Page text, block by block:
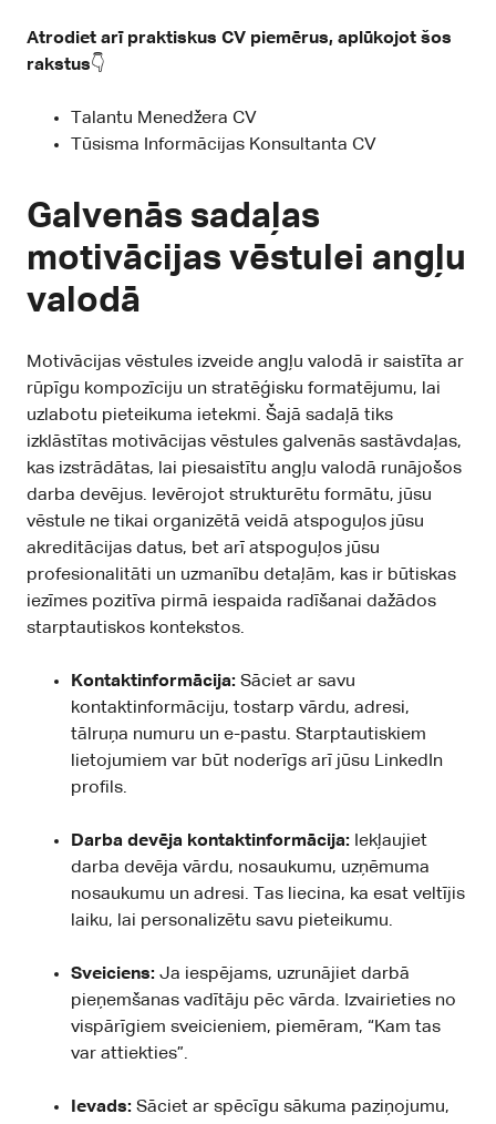
Atrodiet arī praktiskus CV piemērus, aplūkojot šos
rakstus👇
Talantu Menedžera CV
Tūsisma Informācijas Konsultanta CV
Galvenās sadaļas
motivācijas vēstulei angļu
valodā
Motivācijas vēstules izveide angļu valodā ir saistīta ar
rūpīgu kompozīciju un stratēģisku formatējumu, lai
uzlabotu pieteikuma ietekmi. Šajā sadaļā tiks
izklāstītas motivācijas vēstules galvenās sastāvdaļas,
kas izstrādātas, lai piesaistītu angļu valodā runājošos
darba devējus. Ievērojot strukturētu formātu, jūsu
vēstule ne tikai organizētā veidā atspoguļos jūsu
akreditācijas datus, bet arī atspoguļos jūsu
profesionalitāti un uzmanību detaļām, kas ir būtiskas
iezīmes pozitīva pirmā iespaida radīšanai dažādos
starptautiskos kontekstos.
Kontaktinformācija: Sāciet ar savu
kontaktinformāciju, tostarp vārdu, adresi,
tālruņa numuru un e-pastu. Starptautiskiem
lietojumiem var būt noderīgs arī jūsu LinkedIn
profils.
Darba devēja kontaktinformācija: Iekļaujiet
darba devēja vārdu, nosaukumu, uzņēmuma
nosaukumu un adresi. Tas liecina, ka esat veltījis
laiku, lai personalizētu savu pieteikumu.
Sveiciens: Ja iespējams, uzrunājiet darbā
pieņemšanas vadītāju pēc vārda. Izvairieties no
vispārīgiem sveicieniem, piemēram, “Kam tas
var attiekties”.
Ievads: Sāciet ar spēcīgu sākuma paziņojumu,